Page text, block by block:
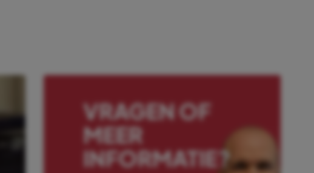
VRAGEN OF
MEER
INFORMATIE?